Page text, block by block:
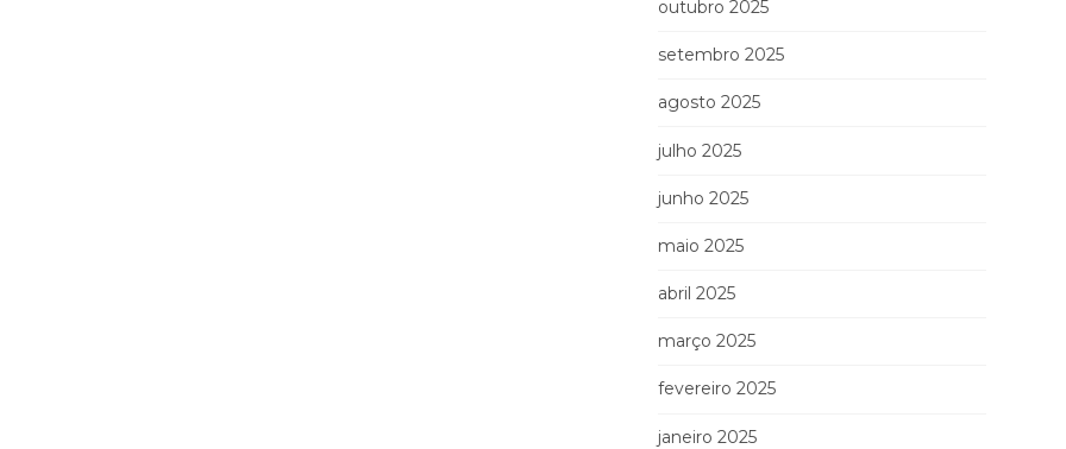
outubro 2025
setembro 2025
agosto 2025
julho 2025
junho 2025
maio 2025
abril 2025
março 2025
fevereiro 2025
janeiro 2025